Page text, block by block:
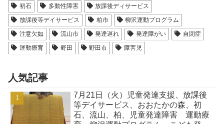
初石
多動性障害
放課後ディサービス
放課後等デイサービス
柏市
柳沢運動プログラム
注意欠如
流山市 発達遅れ 発達障がい
自閉症
運動療育
野田 野田市 障害児
人気記事
7月21日（火）児童発達支援、放課後
等デイサービス、おおたかの森、初
石、流山、柏、児童発達障害 運動療